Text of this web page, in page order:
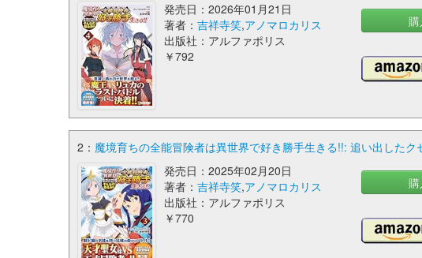
発売日：2026年01月21日
著者： 吉祥寺笑,アノマロカリス
出版社：アルファポリス
￥792
2： 魔境育ちの全能冒険者は異世界で好き勝手生きる!!: 追い出した
発売日：2025年02月20日
著者： 吉祥寺笑,アノマロカリス
出版社：アルファポリス
￥770